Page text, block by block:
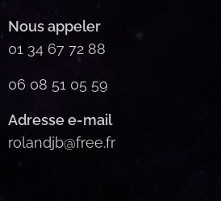
Nous appeler
01 34 67 72 88
06 08 51 05 59
Adresse e-mail
rolandjb@free.fr